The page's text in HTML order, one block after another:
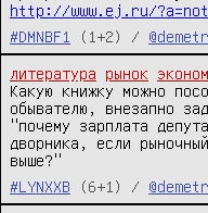
http://www.ej.ru/
#DMNBF1
(1+2) /
литература рынок
Какую книжку можно
обывателю, внезапно
"почему зарплата
дворника, если
выше?"
#LYNXXB
(6+1) /